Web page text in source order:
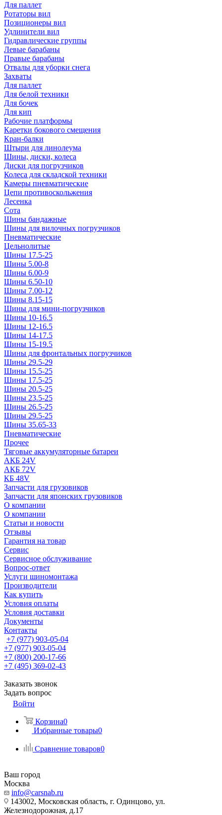
Для паллет
Ротаторы вил
Позиционеры вил
Удлинители вил
Гидравлические группы
Левые барабаны
Правые барабаны
Отвалы для уборки снега
Захваты
Для паллет
Для белой техники
Для бочек
Для кип
Рабочие платформы
Каретки бокового смещения
Кран-балки
Штыри для линолеума
Шины, диски, колеса
Диски для погрузчиков
Колеса для складской техники
Камеры пневматические
Цепи противоскольжения
Лесенка
Сота
Шины бандажные
Шины для вилочных погрузчиков
Пневматические
Цельнолитые
Шины 17.5-25
Шины 5.00-8
Шины 6.00-9
Шины 6.50-10
Шины 7.00-12
Шины 8.15-15
Шины для мини-погрузчиков
Шины 10-16.5
Шины 12-16.5
Шины 14-17.5
Шины 15-19.5
Шины для фронтальных погрузчиков
Шины 29.5-29
Шины 15.5-25
Шины 17.5-25
Шины 20.5-25
Шины 23.5-25
Шины 26.5-25
Шины 29.5-25
Шины 35.65-33
Пневматические
Прочее
Тяговые аккумуляторные батареи
АКБ 24V
АКБ 72V
КБ 48V
Запчасти для грузовиков
Запчасти для японских грузовиков
О компании
О компании
Статьи и новости
Отзывы
Гарантия на товар
Сервис
Сервисное обслуживание
Вопрос-ответ
Услуги шиномонтажа
Производители
Как купить
Условия оплаты
Условия доставки
Документы
Контакты
+7 (977) 903-05-04
+7 (977) 903-05-04
+7 (800) 200-17-66
+7 (495) 369-02-43
Заказать звонок
Задать вопрос
Войти
Корзина0
Избранные товары0
Сравнение товаров0
Ваш город
Москва
info@carsnab.ru
143002, Московская область, г. Одинцово, ул.
Железнодорожная, д.17